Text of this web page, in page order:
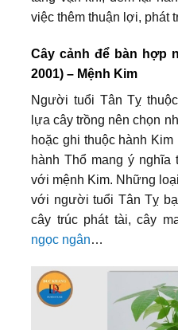
việc thêm thuận lợi, phát
Cây cảnh để bàn hợp
2001) – Mệnh Kim
Người tuổi Tân Tỵ
lựa cây trồng nên chọn
hoặc ghi thuộc hành
hành Thổ mang ý
với mệnh Kim. Những
với người tuổi Tân Tỵ
cây trúc phát tài, cây
ngọc ngân…